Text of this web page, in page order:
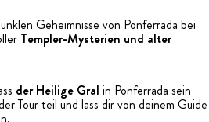
Geheimnisse von Ponferrada bei
Templer-Mysterien und alter
der Heilige Gral in Ponferrada sein
Tour teil und lass dir von deinem Guide